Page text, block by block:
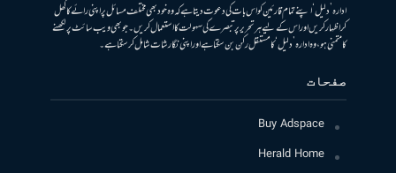
ادارہ ’دلیل‘ اپنے تمام قارئین کو اس بات کی دعوت دیتا ہے کہ وہ خود بھی مختلف مسائل پر اپنی رائے کا کھل
کر اظہار کریں اور اس کے لیے ہر تحریر پر تبصرے کی سہولت کا استعمال کریں۔ جو بھی ویب سائٹ پر لکھنے
کا متمنی ہو، وہ ادارہ ’دلیل‘ کا مستقل رکن بن سکتا ہے اور اپنی نگارشات شامل کرسکتا ہے۔
صفحات
Buy Adspace
Herald Home